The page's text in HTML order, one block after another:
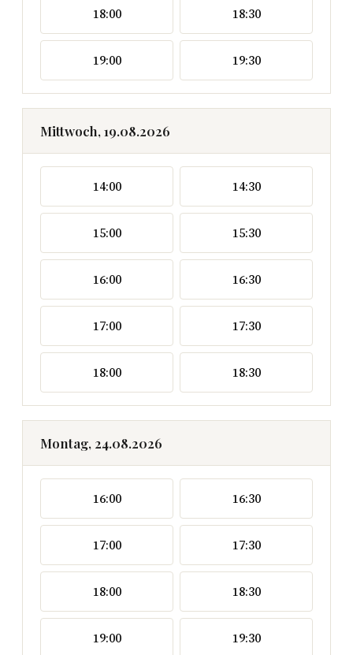
18:00 18:30
19:00 19:30
Mittwoch, 19.08.2026
14:00 14:30
15:00 15:30
16:00 16:30
17:00 17:30
18:00 18:30
Montag, 24.08.2026
16:00 16:30
17:00 17:30
18:00 18:30
19:00 19:30